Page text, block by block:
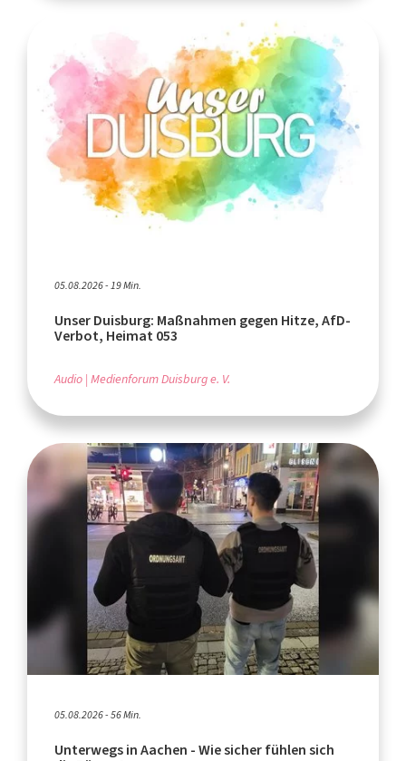
05.08.2026 - 19 Min.
Unser Duisburg: Maßnahmen gegen Hitze, AfD-
Verbot, Heimat 053
Audio Medienforum Duisburg e. V.
05.08.2026 - 56 Min.
Unterwegs in Aachen - Wie sicher fühlen sich